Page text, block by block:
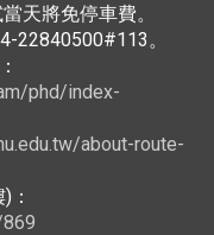
天將免停車費。
22840500#113。
phd/index-
about-route-